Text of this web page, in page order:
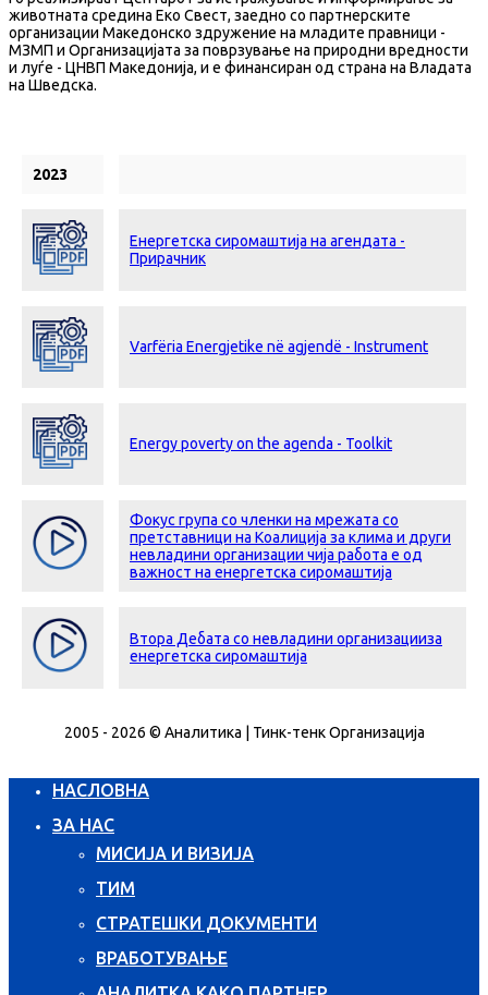
животната средина Еко Свест, заедно со партнерските
организации Македонско здружение на младите правници -
МЗМП и Организацијата за поврзување на природни вредности
и луѓе - ЦНВП Македонија, и е финансиран од страна на Владата
на Шведска.
2023
Енергетска сиромаштија на агендата -
Прирачник
Varfëria Energjetike në agjendë - Instrument
Energy poverty on the agenda - Toolkit
Фокус група со членки на мрежата со
претставници на Коалиција за клима и други
невладини организации чија работа е од
важност на енергетска сиромаштија
Втора Дебата со невладини организацииза
енергетска сиромаштија
2005 - 2026 © Аналитика | Тинк-тенк Организација
НАСЛОВНА
ЗА НАС
МИСИЈА И ВИЗИЈА
ТИМ
СТРАТЕШКИ ДОКУМЕНТИ
ВРАБОТУВАЊЕ